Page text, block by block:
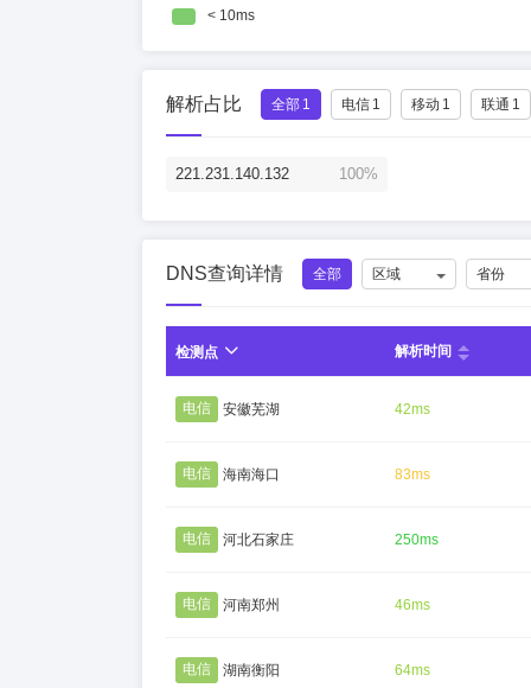
解析占比 全部 1 电信 1 移动 1 联通 1
221.231.140.132 100%
DNS查询详情 全部 区域 省份
检测点 解析时间
电信 安徽芜湖 42ms
电信 海南海口 83ms
电信 河北石家庄 250ms
电信 河南郑州 46ms
电信 湖南衡阳 64ms